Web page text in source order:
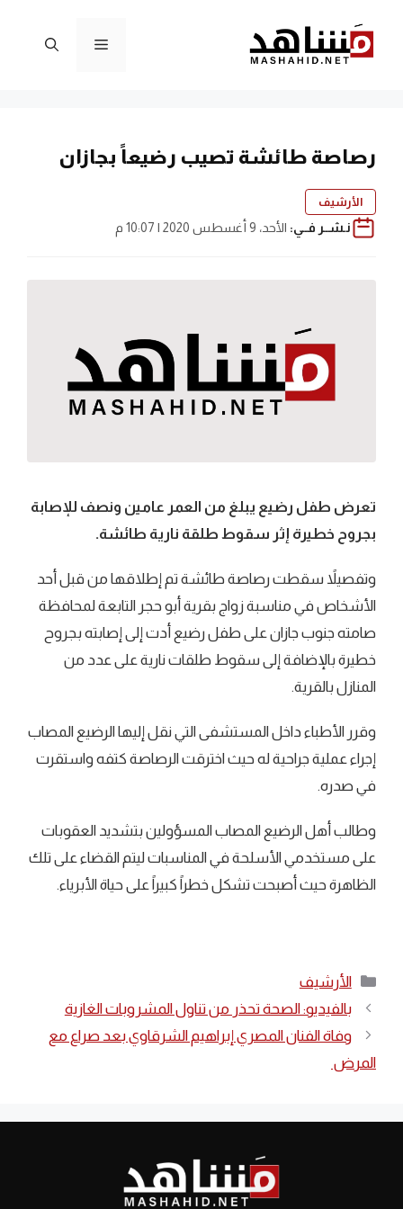
المحتوى
القائمة
رصاصة طائشة تصيب رضيعاً بجازان
الأرشيف
نـشــر فــي: الأحد، 9 أغسطس 2020 | 10:07 م
تعرض طفل رضيع يبلغ من العمر عامين ونصف للإصابة
بجروح خطيرة إثر سقوط طلقة نارية طائشة.
وتفصيلاً سقطت رصاصة طائشة تم إطلاقها من قبل أحد
الأشخاص في مناسبة زواج بقرية أبو حجر التابعة لمحافظة
صامته جنوب جازان على طفل رضيع أدت إلى إصابته بجروح
خطيرة بالإضافة إلى سقوط طلقات نارية على عدد من
المنازل بالقرية.
وقرر الأطباء داخل المستشفى التي نقل إليها الرضيع المصاب
إجراء عملية جراحية له حيث اخترقت الرصاصة كتفه واستقرت
في صدره.
وطالب أهل الرضيع المصاب المسؤولين بتشديد العقوبات
على مستخدمي الأسلحة في المناسبات ليتم القضاء على تلك
الظاهرة حيث أصبحت تشكل خطراً كبيراً على حياة الأبرياء.
التصنيفات
الأرشيف
بالفيديو: الصحة تحذر من تناول المشروبات الغازية
وفاة الفنان المصري إبراهيم الشرقاوي بعد صراع مع
المرض